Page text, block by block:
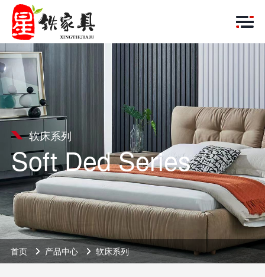
软床系列
Soft Ded Series
首页 产品中心 软床系列